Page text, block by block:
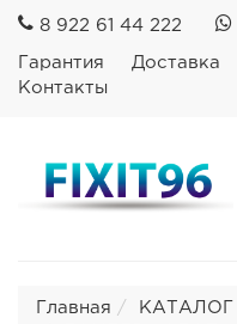
8 922 61 44 222
Гарантия Доставка
Контакты
Главная
КАТАЛОГ